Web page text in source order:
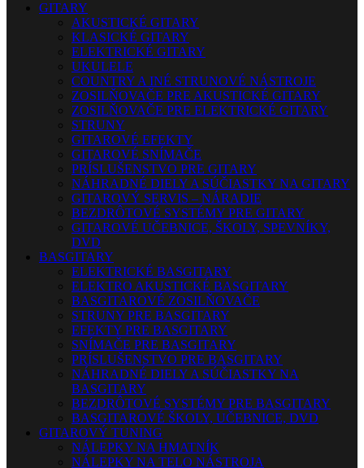
GITARY
AKUSTICKÉ GITARY
KLASICKÉ GITARY
ELEKTRICKÉ GITARY
UKULELE
COUNTRY A INÉ STRUNOVÉ NÁSTROJE
ZOSILŇOVAČE PRE AKUSTICKÉ GITARY
ZOSILŇOVAČE PRE ELEKTRICKÉ GITARY
STRUNY
GITAROVÉ EFEKTY
GITAROVÉ SNÍMAČE
PRÍSLUŠENSTVO PRE GITARY
NÁHRADNÉ DIELY A SÚČIASTKY NA GITARY
GITAROVÝ SERVIS – NÁRADIE
BEZDRÔTOVÉ SYSTÉMY PRE GITARY
GITAROVÉ UČEBNICE, ŠKOLY, SPEVNÍKY,
DVD
BASGITARY
ELEKTRICKÉ BASGITARY
ELEKTRO AKUSTICKÉ BASGITARY
BASGITAROVÉ ZOSILŇOVAČE
STRUNY PRE BASGITARY
EFEKTY PRE BASGITARY
SNÍMAČE PRE BASGITARY
PRÍSLUŠENSTVO PRE BASGITARY
NÁHRADNÉ DIELY A SÚČIASTKY NA
BASGITARY
BEZDRÔTOVÉ SYSTÉMY PRE BASGITARY
BASGITAROVÉ ŠKOLY, UČEBNICE, DVD
GITAROVÝ TUNING
NÁLEPKY NA HMATNÍK
NÁLEPKY NA TELO NÁSTROJA